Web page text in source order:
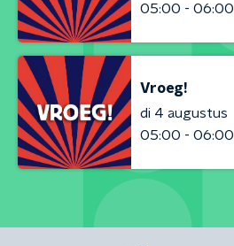
05:00 - 06:00
Vroeg!
di 4 augustus
05:00 - 06:00